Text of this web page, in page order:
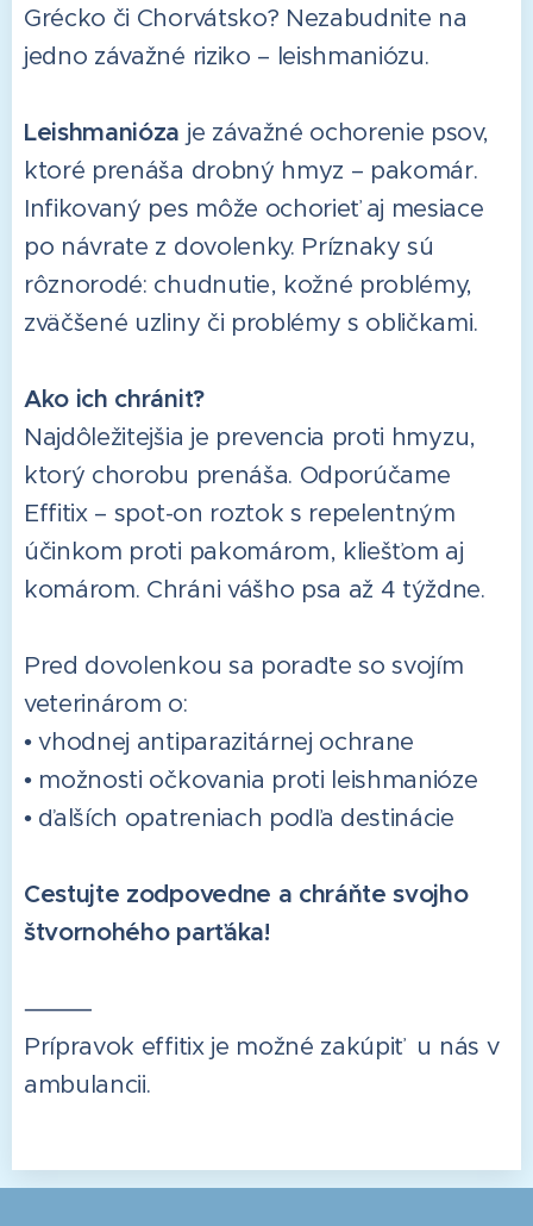
Grécko či Chorvátsko? Nezabudnite na
jedno závažné riziko – leishmaniózu.
Leishmanióza je závažné ochorenie psov,
ktoré prenáša drobný hmyz – pakomár.
Infikovaný pes môže ochorieť aj mesiace
po návrate z dovolenky. Príznaky sú
rôznorodé: chudnutie, kožné problémy,
zväčšené uzliny či problémy s obličkami.
Ako ich chrániť?
Najdôležitejšia je prevencia proti hmyzu,
ktorý chorobu prenáša. Odporúčame
Effitix – spot-on roztok s repelentným
účinkom proti pakomárom, kliešťom aj
komárom. Chráni vášho psa až 4 týždne.
Pred dovolenkou sa poraďte so svojím
veterinárom o:
• vhodnej antiparazitárnej ochrane
• možnosti očkovania proti leishmanióze
• ďalších opatreniach podľa destinácie
Cestujte zodpovedne a chráňte svojho
štvornohého parťáka!
⸻
Prípravok effitix je možné zakúpiť u nás v
ambulancii.